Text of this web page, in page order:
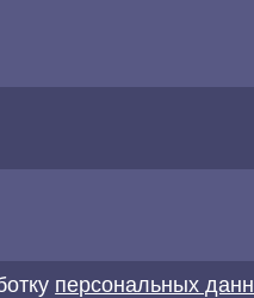
персональных